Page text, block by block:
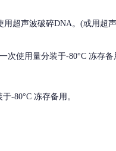
超声波破碎DNA。(或用超
次使用量分装于-80°C 冻存备
-80°C 冻存备用。